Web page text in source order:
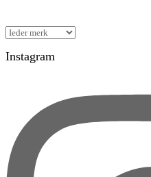
Instagram